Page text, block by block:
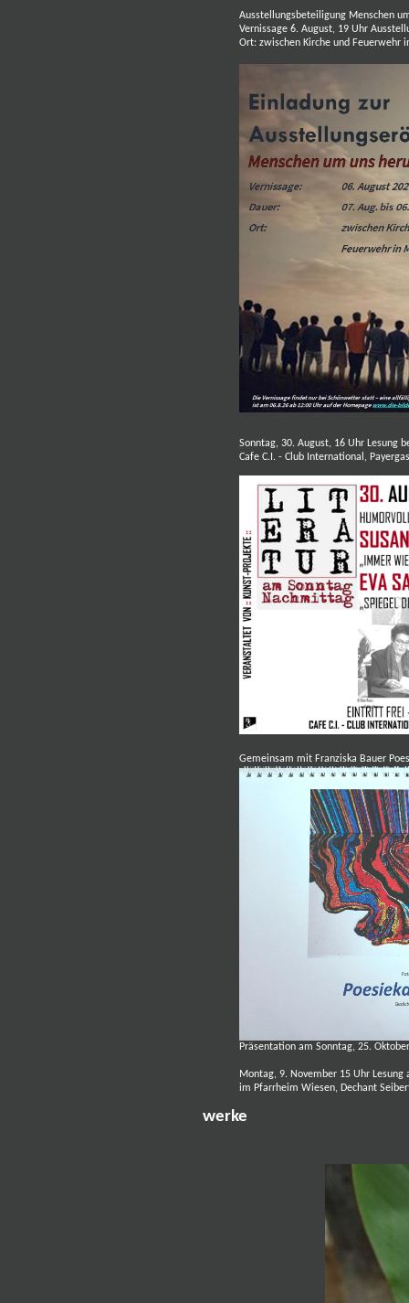
Ausstellungsbeteiligung Menschen
Vernissage 6. August, 19 Uhr
Ort: zwischen Kirche und Feuerwehr
Sonntag, 30. August, 16 Uhr Lesung
Cafe C.I. - Club International,
Gemeinsam mit Franziska Bauer
Präsentation am Sonntag, 25.
Montag, 9. November 15 Uhr Lesung
im Pfarrheim Wiesen, Dechant
werke